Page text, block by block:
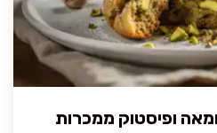
ופיסטוק ממכרות